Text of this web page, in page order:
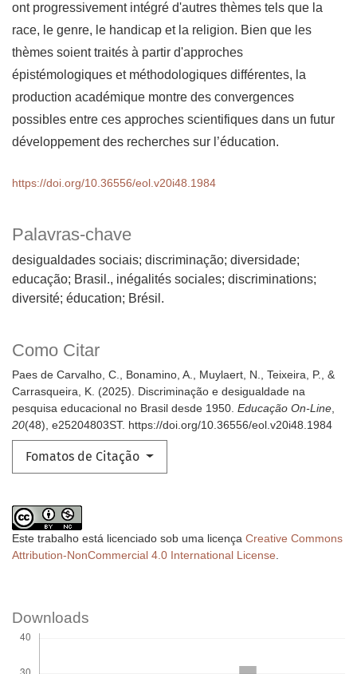
Palavras-chave
desigualdades sociais; discriminação; diversidade;
educação; Brasil. inégalités sociales; discriminations;
diversité; éducation; Brésil.
Como Citar
Paes de Carvalho, C., Bonamino, A., Muylaert, N., Teixeira, P., &
Carrasqueira, K. (2025). Discriminação e desigualdade na
pesquisa educacional no Brasil desde 1950. Educação On-Line,
20(48), e25204803ST. https://doi.org/10.36556/eol.v20i48.1984
Fomatos de Citação
ont progressivement intégré d'autres thèmes tels que la
race, le genre, le handicap et la religion. Bien que les
thèmes soient traités à partir d'approches
épistémologiques et méthodologiques différentes, la
production académique montre des convergences
possibles entre ces approches scientifiques dans un futur
développement des recherches sur l’éducation.
https://doi.org/10.36556/eol.v20i48.1984
Este trabalho está licenciado sob uma licença Creative Commons
Attribution-NonCommercial 4.0 International License.
Downloads